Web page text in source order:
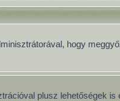
hogy
plusz lehetőségek is